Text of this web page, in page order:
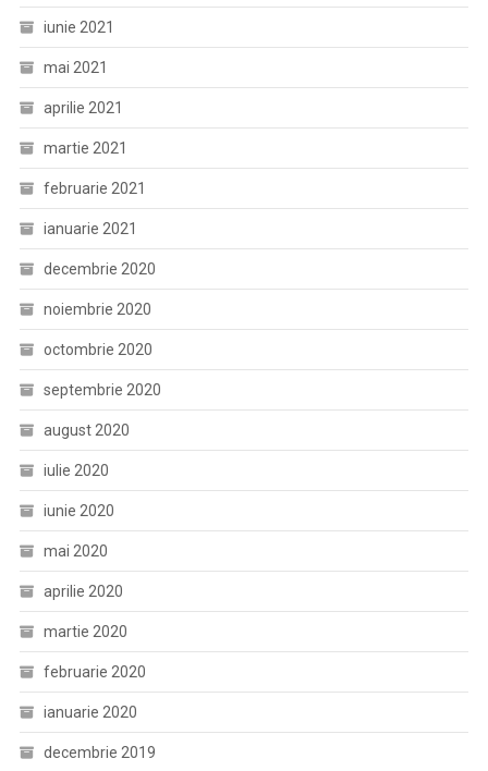
iunie 2021
mai 2021
aprilie 2021
martie 2021
februarie 2021
ianuarie 2021
decembrie 2020
noiembrie 2020
octombrie 2020
septembrie 2020
august 2020
iulie 2020
iunie 2020
mai 2020
aprilie 2020
martie 2020
februarie 2020
ianuarie 2020
decembrie 2019